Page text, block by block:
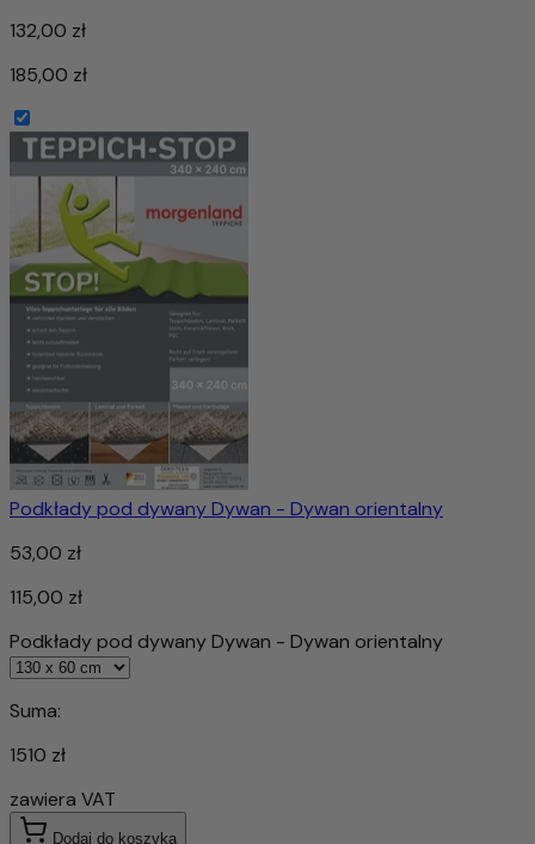
132,00 zł
185,00 zł
Podkłady pod dywany Dywan - Dywan orientalny
53,00 zł
115,00 zł
Podkłady pod dywany Dywan - Dywan orientalny
Suma:
1510 zł
zawiera VAT
Dodaj do koszyka